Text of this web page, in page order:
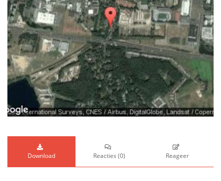
Download Reacties (0) Reageer